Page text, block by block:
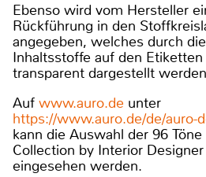
Ebenso wird vom Hersteller
Rückführung in den
angegeben, welches durch
Inhaltsstoffe auf den
transparent dargestellt
Auf www.auro.de unter
https://www.auro.de/de/auro-
kann die Auswahl der 96
Collection by Interior
eingesehen werden.